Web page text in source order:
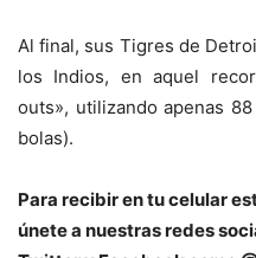
Al final, sus Tigres de
los Indios, en aquel
outs», utilizando apenas
bolas).
Para recibir en tu celular
únete a nuestras redes